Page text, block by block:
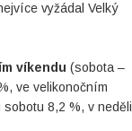
vyžádal Velký
víkendu (sobota –
ve velikonočním
8,2 %, v neděli